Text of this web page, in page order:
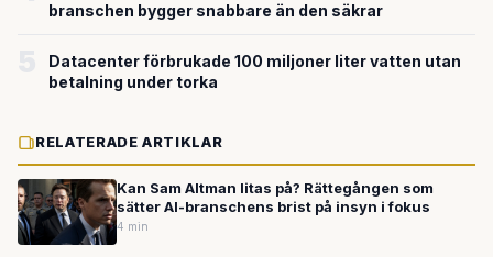
branschen bygger snabbare än den säkrar
Datacenter förbrukade 100 miljoner liter vatten utan
betalning under torka
RELATERADE ARTIKLAR
Kan Sam Altman litas på? Rättegången som
sätter AI-branschens brist på insyn i fokus
4 min